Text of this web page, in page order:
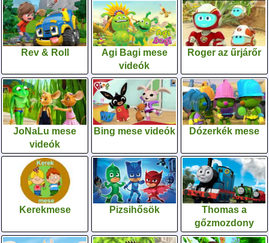
Rev & Roll
Agi Bagi mese
videók
Roger az űrjárőr
JoNaLu mese
videók
Bing mese videók Dózerkék mese
Kerekmese Pizsihősök
Thomas a
gőzmozdony